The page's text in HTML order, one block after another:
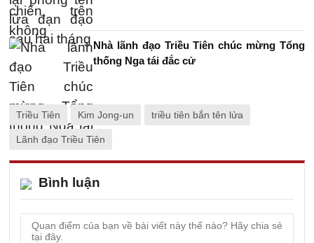
Nhà lãnh đạo Triều Tiên chúc mừng Tổng
thống Nga tái đắc cử
Triều Tiên Kim Jong-un triều tiên bắn tên lửa
Lãnh đạo Triều Tiên
Bình luận